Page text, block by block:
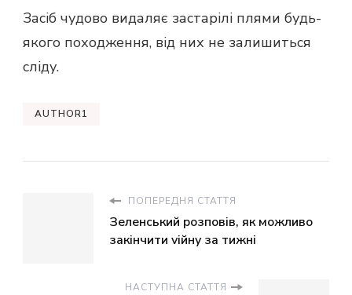
Засіб чудово видаляє застарілі плями будь-
якого походження, від них не залишиться
сліду.
AUTHOR1
ПОПЕРЕДНЯ СТАТТЯ
Зеленський розповів, як можливо
закінчити viйну за тижні
НАСТУПНА СТАТТЯ